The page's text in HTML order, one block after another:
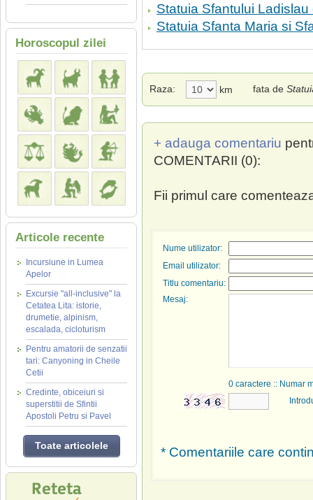
Horoscopul zilei
Articole recente
Incursiune in Lumea
Apelor
Excursie "all-inclusive" la
Cetatea Lita: istorie,
drumetie, alpinism,
escalada, cicloturism
Pentru amatorii de senzatii
tari: Canyoning in Cheile
Cetii
Credinte, obiceiuri si
superstitii de Sfintii
Apostoli Petru si Pavel
Toate articolele
Statuia Sfantului
Statuia Sfanta Maria si
Raza: km fata de
+ adauga comentariu
COMENTARII (0):
Fii primul care
Nume utilizator:
Email utilizator:
Titlu comentariu:
Mesaj:
0 caractere :: Numar
* Comentariile care